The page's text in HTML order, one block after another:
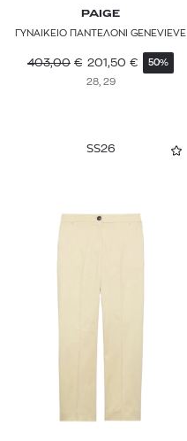
PAIGE
ΓΥΝΑΙΚΕΙΟ ΠΑΝΤΕΛΟΝΙ GENEVIEVE
403,00 € 201,50 € 50%
28, 29
SS26